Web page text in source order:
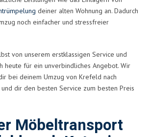
deiner alten Wohnung an. Dadurch
noch einfacher und stressfreier
von unserem erstklassigen Service und
heute für ein unverbindliches Angebot. Wir
bei deinem Umzug von Krefeld nach
dir den besten Service zum besten Preis
Möbeltransport